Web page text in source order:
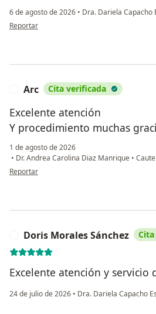
6 de agosto de 2026 • Dra. Dariela Capacho
en opinión del usuario R.O
Reportar
Arc Cita verificada
Excelente atención
Y procedimiento muchas
1 de agosto de 2026
• Dr. Andrea Carolina Diaz Manrique •
en opinión del usuario Arc
Reportar
Doris Morales Sánchez
Excelente atención y servicio
24 de julio de 2026 • Dra. Dariela Capacho